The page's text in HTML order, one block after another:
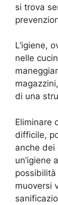
si trova
L’igiene,
nelle
di una
Eliminare
difficile,
anche dei
un’igiene
muoversi